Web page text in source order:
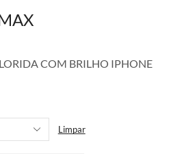
COM BRILHO IPHONE
Limpar